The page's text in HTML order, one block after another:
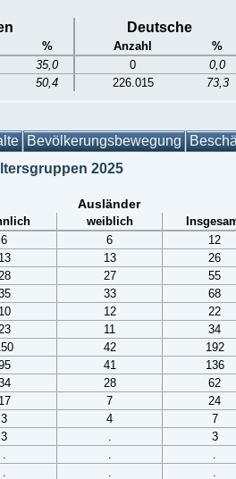
Deutsche
% Anzahl %
35,0 0 0,0
50,4 226.015 73,3
Bevölkerungsbewegung
2025
Ausländer
weiblich
6 6 12
13 13 26
27 55
33 68
10 12 22
11 34
42 192
41 136
28 62
17 7 24
3 4 7
3 . 3
. . .
. . .